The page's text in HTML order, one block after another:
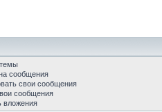
сообщения
свои сообщения
сообщения
вложения